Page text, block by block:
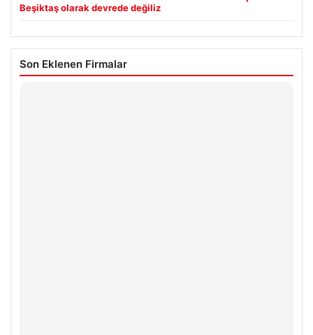
Beşiktaş olarak devrede değiliz
Son Eklenen Firmalar